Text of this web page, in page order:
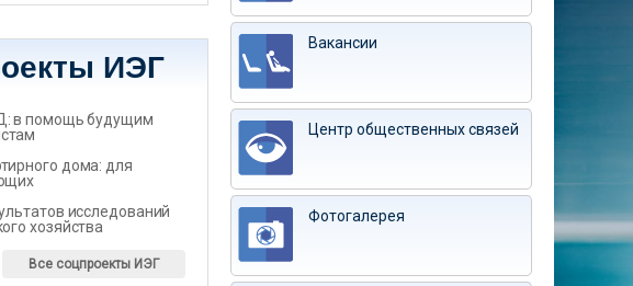
ИЭГ
в помощь будущим
дома: для
исследований
хозяйства
Все соцпроекты ИЭГ
Вакансии
Центр общественных связей
Фотогалерея